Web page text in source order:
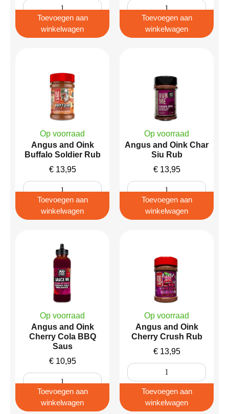
Toevoegen aan
winkelwagen
Toevoegen aan
winkelwagen
Op voorraad
Angus and Oink
Buffalo Soldier Rub
€13,95
Toevoegen aan
winkelwagen
Op voorraad
Angus and Oink Char
Siu Rub
€13,95
Toevoegen aan
winkelwagen
Op voorraad
Angus and Oink
Cherry Cola BBQ
Saus
€10,95
Toevoegen aan
winkelwagen
Op voorraad
Angus and Oink
Cherry Crush Rub
€13,95
Toevoegen aan
winkelwagen